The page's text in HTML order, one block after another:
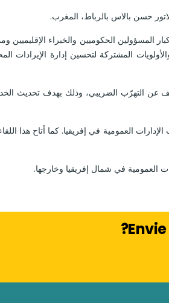
المسؤولين الحكوميين والخبراء
المشتركة لتحسين إدارة الإيرادات
التهرّب الضريبي، وذلك بهدف تحديث
الإدارات العمومية في إفريقيا. كما أتاح
العمومية في شمال إفريقيا وخارجها.